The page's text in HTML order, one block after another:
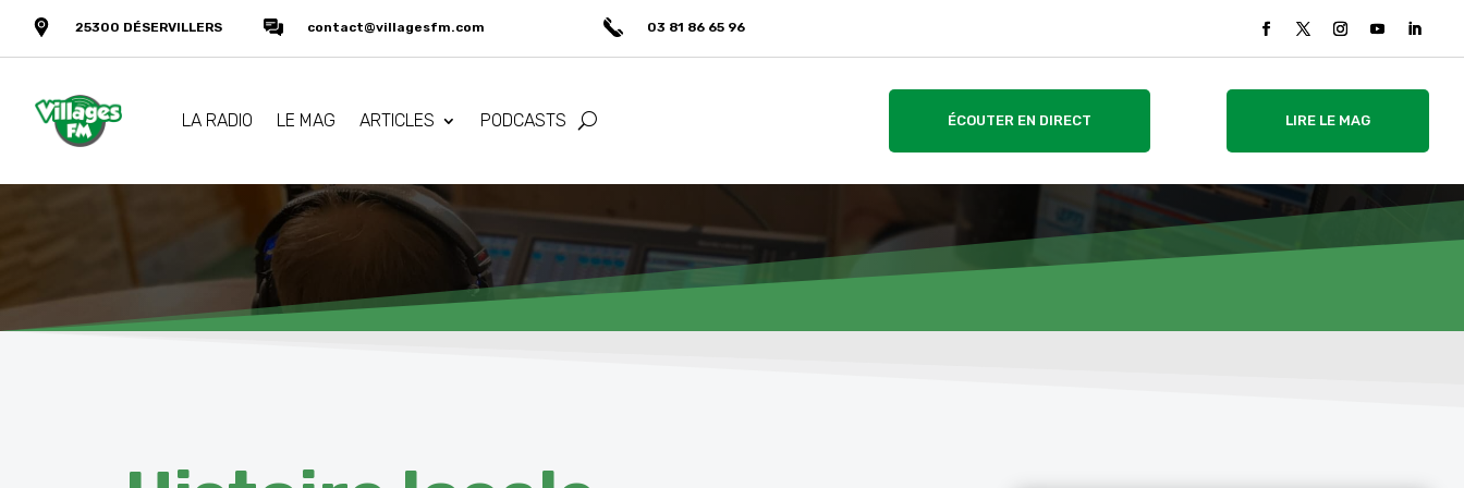
25300 DÉSERVILLERS contact@villagesfm.com 03 81 86 65 96
LA RADIO LE MAG ARTICLES PODCASTS ÉCOUTER EN DIRECT LIRE LE MAG